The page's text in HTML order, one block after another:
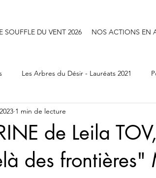
SOUFFLE DU VENT 2026 NOS ACTIONS EN
Les Arbres du Désir - Lauréats 2021
Les Pennes Mirabeau 2026
de Leila
des frontières"
1 min de lecture